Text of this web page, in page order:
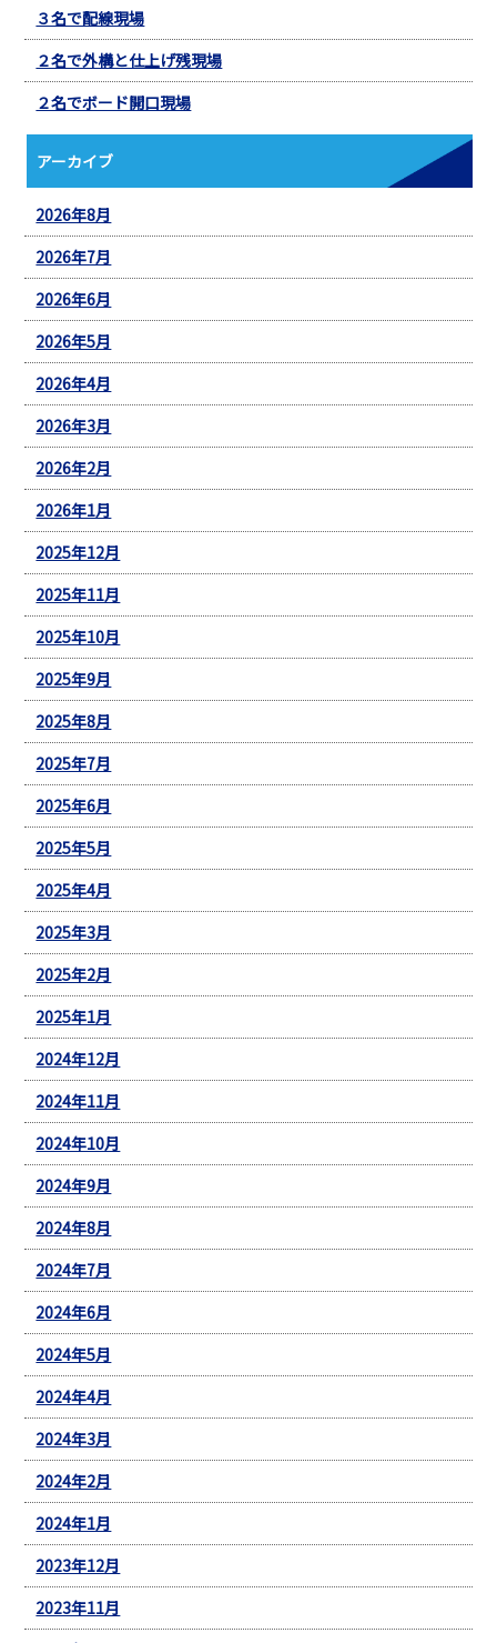
３名で配線現場
２名で外構と仕上げ残現場
２名でボード開口現場
アーカイブ
2026年8月
2026年7月
2026年6月
2026年5月
2026年4月
2026年3月
2026年2月
2026年1月
2025年12月
2025年11月
2025年10月
2025年9月
2025年8月
2025年7月
2025年6月
2025年5月
2025年4月
2025年3月
2025年2月
2025年1月
2024年12月
2024年11月
2024年10月
2024年9月
2024年8月
2024年7月
2024年6月
2024年5月
2024年4月
2024年3月
2024年2月
2024年1月
2023年12月
2023年11月